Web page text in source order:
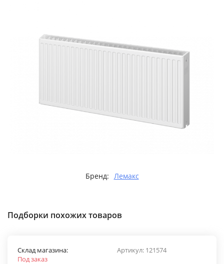
Бренд: Лемакс
Подборки похожих товаров
Артикул: 121574
Склад магазина:
Под заказ